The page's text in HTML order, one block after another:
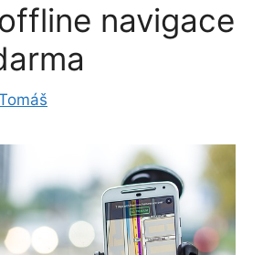
navigace